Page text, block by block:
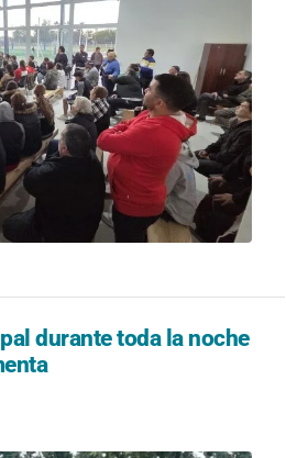
durante toda la noche